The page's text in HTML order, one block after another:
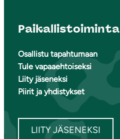
Paikallistoiminta
Osallistu tapahtumaan
Tule vapaaehtoiseksi
Liity jäseneksi
Piirit ja yhdistykset
LIITY JÄSENEKSI